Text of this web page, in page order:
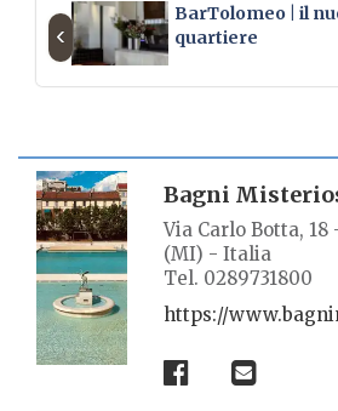
BarTolomeo | il
quartiere
‹
Bagni
Via Carlo Botta, 18
(MI) - Italia
Tel. 0289731800
https://